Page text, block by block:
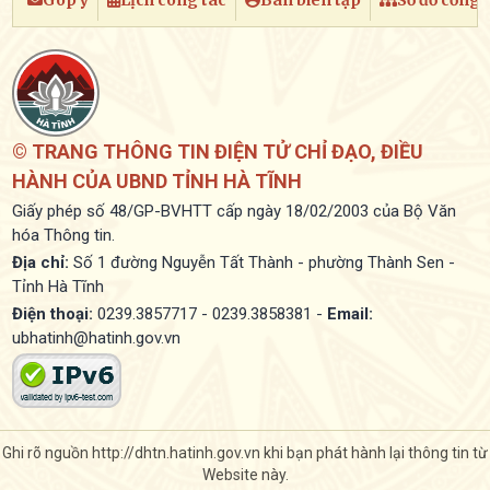
© TRANG THÔNG TIN ĐIỆN TỬ CHỈ ĐẠO, ĐIỀU
HÀNH CỦA UBND TỈNH HÀ TĨNH
Giấy phép số 48/GP-BVHTT cấp ngày 18/02/2003 của Bộ Văn
hóa Thông tin.
Địa chỉ: Số 1 đường Nguyễn Tất Thành - phường Thành Sen -
Tỉnh Hà Tĩnh
Điện thoại: 0239.3857717 - 0239.3858381 - Email:
ubhatinh@hatinh.gov.vn
Ghi rõ nguồn http://dhtn.hatinh.gov.vn khi bạn phát hành lại thông tin từ
Website này.